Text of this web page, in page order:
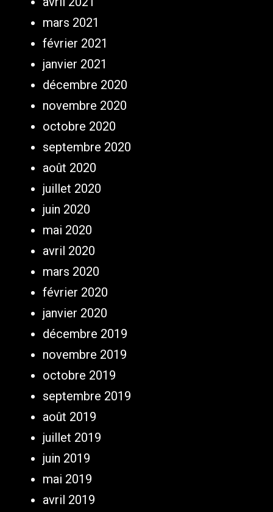
mars 2021
février 2021
janvier 2021
décembre 2020
novembre 2020
octobre 2020
septembre 2020
août 2020
juillet 2020
juin 2020
mai 2020
avril 2020
mars 2020
février 2020
janvier 2020
décembre 2019
novembre 2019
octobre 2019
septembre 2019
août 2019
juillet 2019
juin 2019
mai 2019
avril 2019